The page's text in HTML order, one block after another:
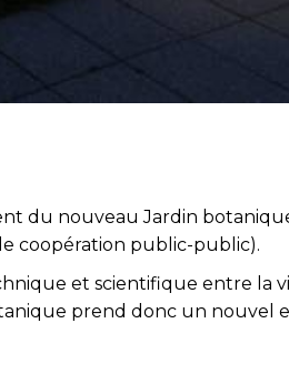
du nouveau Jardin
coopération public-public).
et scientifique entre la
prend donc un nouvel